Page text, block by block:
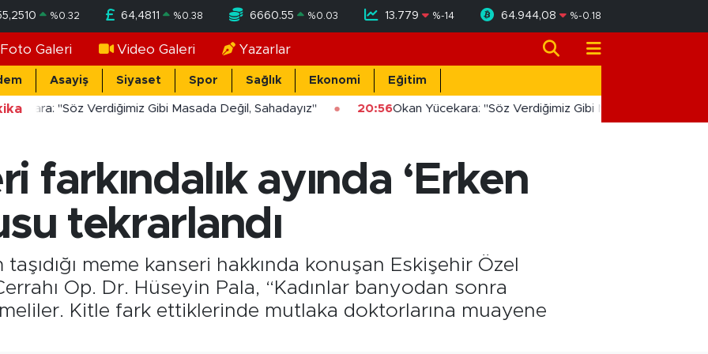
%0.32 64,4811 %0.38 6660.55 %0.03 13.779 %-14 64.944,08 %-0.18
Foto Galeri Video Galeri Yazarlar
Asayiş Siyaset Spor Sağlık Ekonomi Eğitim
"Söz Verdiğimiz Gibi Masada Değil, Sahadayız" 20:56Okan Yücekara: "Söz Verdiğimiz Gibi Masada Değil,
farkındalık ayında ‘Erken
tekrarlandı
meme kanseri hakkında konuşan Eskişehir Özel
Op. Dr. Hüseyin Pala, “Kadınlar banyodan sonra
Kitle fark ettiklerinde mutlaka doktorlarına muayene